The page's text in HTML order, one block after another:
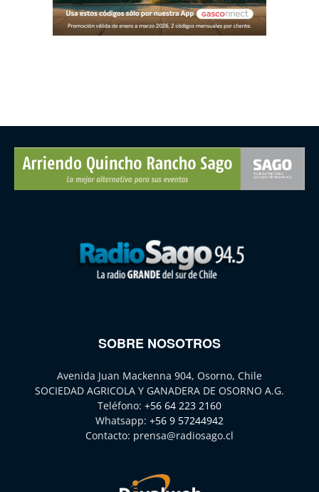
SOBRE NOSOTROS
Avenida Juan Mackenna 904, Osorno, Chile
SOCIEDAD AGRICOLA Y GANADERA DE OSORNO A.G.
Teléfono: +56 64 223 2160
Whatsapp: +56 9 57244942
Contacto: prensa@radiosago.cl